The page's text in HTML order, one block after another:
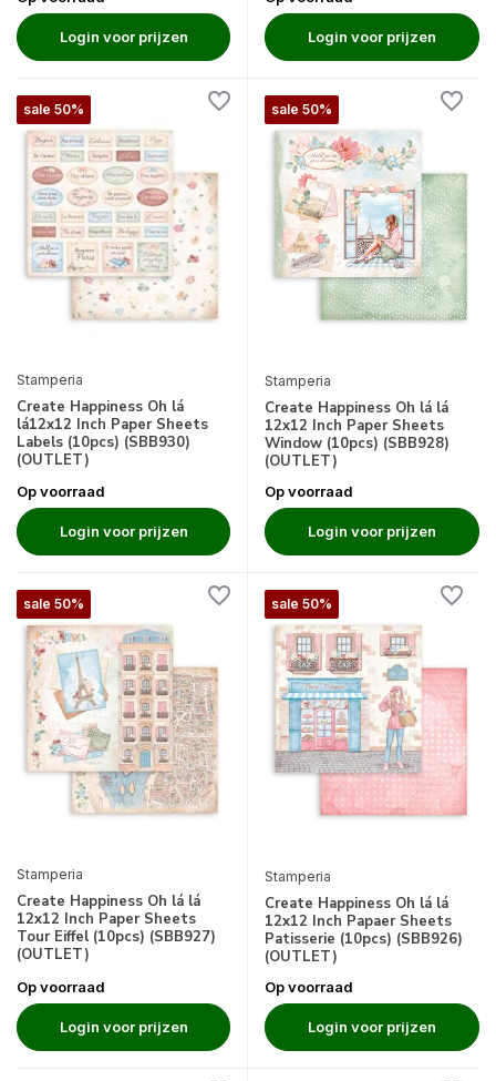
Login voor prijzen Login voor prijzen
sale 50%
Stamperia
Create Happiness Oh lá
lá12x12 Inch Paper Sheets
Labels (10pcs) (SBB930)
(OUTLET)
Op voorraad
Login voor prijzen
sale 50%
Stamperia
Create Happiness Oh lá lá
12x12 Inch Paper Sheets
Window (10pcs) (SBB928)
(OUTLET)
Op voorraad
Login voor prijzen
sale 50%
Stamperia
Create Happiness Oh lá lá
12x12 Inch Paper Sheets
Tour Eiffel (10pcs) (SBB927)
(OUTLET)
Op voorraad
Login voor prijzen
sale 50%
Stamperia
Create Happiness Oh lá lá
12x12 Inch Papaer Sheets
Patisserie (10pcs) (SBB926)
(OUTLET)
Op voorraad
Login voor prijzen